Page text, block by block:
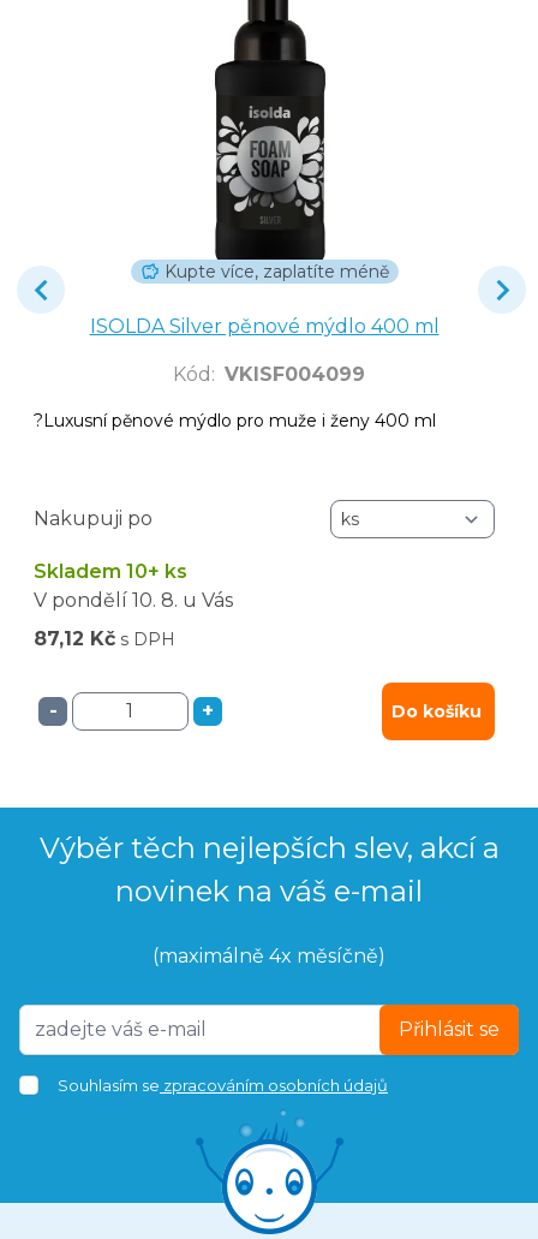
Kupte více, zaplatíte méně
ISOLDA Silver pěnové mýdlo 400 ml
Kód : VKISF004099
?Luxusní pěnové mýdlo pro muže i ženy 400 ml
Nakupuji po
Skladem 10+ ks
V pondělí 10. 8. u Vás
87,12 Kč s DPH
- + Do košíku
Výběr těch nejlepších slev, akcí a
novinek na váš e-mail
(maximálně 4x měsíčně)
Přihlásit se
Souhlasím se zpracováním osobních údajů